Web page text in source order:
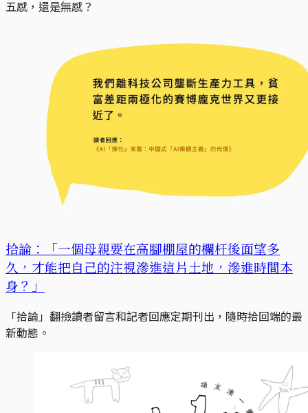
五感，還是無感？
拾論：「一個母親要在高腳棚屋的欄杆後面望多
久，才能把自己的注視滲進這片土地，滲進時間本
身？」
「拾論」翻撿讀者留言和記者回應定期刊出，隨時拾回端的最
新動態。